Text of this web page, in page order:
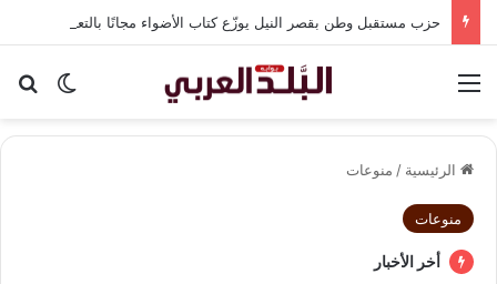
الوضع
الرئيسية / منوعات
منوعات
أخر الأخبار